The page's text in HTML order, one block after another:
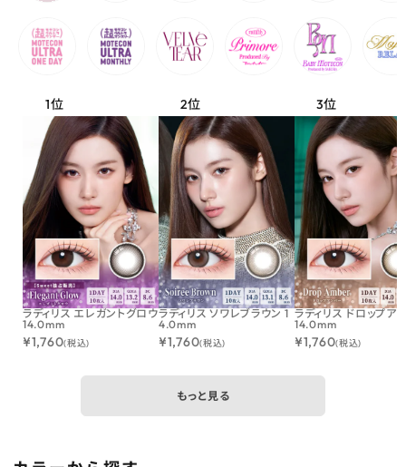
ラディリス エレガントグロウ
14.0mm
¥1,760(税込)
ラディリス ソワレブラウン 1
4.0mm
¥1,760(税込)
ラディリス ドロップア
14.0mm
¥1,760(税込)
もっと見る